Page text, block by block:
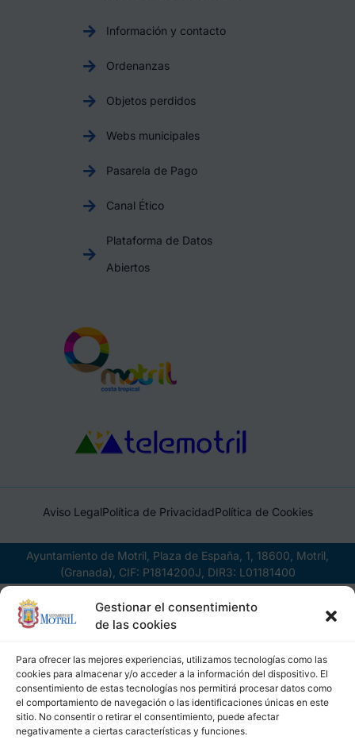
Gestionar el consentimiento
de las cookies
Para ofrecer las mejores experiencias, utilizamos tecnologías como las
cookies para almacenar y/o acceder a la información del dispositivo. El
consentimiento de estas tecnologías nos permitirá procesar datos como
el comportamiento de navegación o las identificaciones únicas en este
sitio. No consentir o retirar el consentimiento, puede afectar
negativamente a ciertas características y funciones.
Información y contacto
Ordenanzas
Objetos perdidos
Webs municipales
Pasarela de Pago
Canal Ético
Plataforma de Datos
Abiertos
Aviso LegalPolítica de PrivacidadPolítica de Cookies
Ayuntamiento de Motril, Plaza de España, 1, 18600, Motril,
(Granada), CIF: P1814200J, DIR3: L01181400